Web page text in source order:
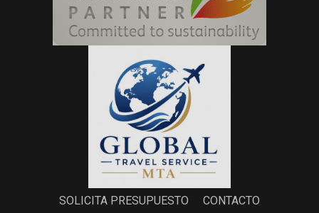
SOLICITA PRESUPUESTO CONTACTO